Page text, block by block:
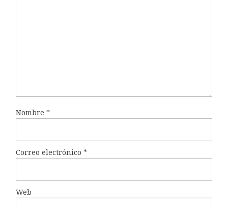
Nombre *
Correo electrónico *
Web